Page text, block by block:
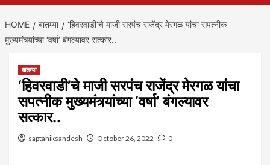
HOME बातम्या
‘हिवरवाडी’चे माजी सरपंच राजेंद्र मेरगळ यांचा सपत्नीक
मुख्यमंत्र्यांच्या ‘वर्षा’ बंगल्यावर सत्कार..
बातम्या
‘हिवरवाडी’चे माजी सरपंच राजेंद्र मेरगळ यांचा
सपत्नीक मुख्यमंत्र्यांच्या ‘वर्षा’ बंगल्यावर
सत्कार..
saptahiksandesh October 26, 2022 0